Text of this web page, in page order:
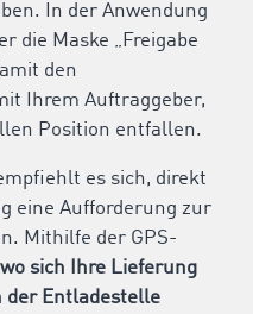
In der Anwendung
die Maske „Freigabe
den
Ihrem Auftraggeber,
Position entfallen.
es sich, direkt
eine Aufforderung zur
Mithilfe der GPS-
wo sich Ihre Lieferung
der Entladestelle